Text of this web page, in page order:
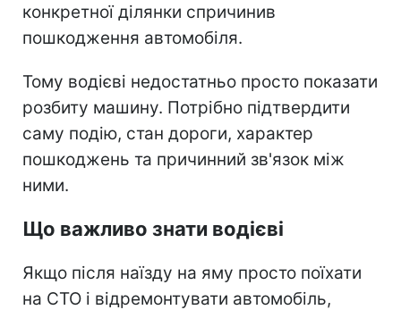
конкретної ділянки спричинив
пошкодження автомобіля.
Тому водієві недостатньо просто показати
розбиту машину. Потрібно підтвердити
саму подію, стан дороги, характер
пошкоджень та причинний зв'язок між
ними.
Що важливо знати водієві
Якщо після наїзду на яму просто поїхати
на СТО і відремонтувати автомобіль,